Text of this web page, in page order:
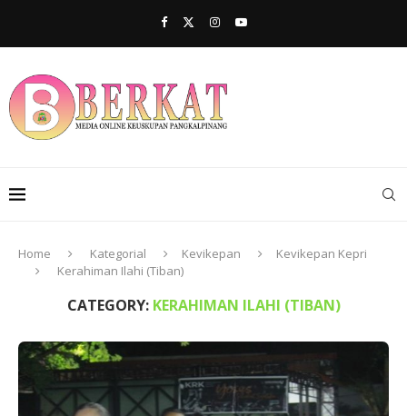
Home Kategorial Kevikepan
Kevikepan Kepri
Kerahiman Ilahi (Tiban)
CATEGORY: KERAHIMAN ILAHI (TIBAN)